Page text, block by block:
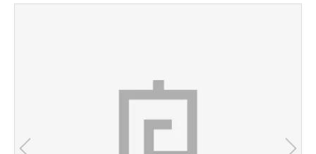
お気に入り機能の活用方法